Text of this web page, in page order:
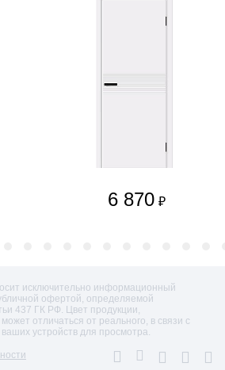
6 870 ₽
исключительно информационный
офертой, определяемой
437 ГК РФ. Цвет продукции,
отличаться от реального, в связи с
устройств для просмотра.